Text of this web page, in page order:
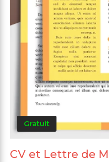
Gratuit
CV et Lettre de